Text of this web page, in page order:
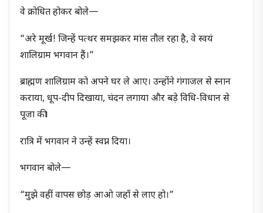
वे क्रोधित होकर बोले—
“अरे मूर्ख! जिन्हें पत्थर समझकर मांस तौल रहा है, वे स्वयं
शालिग्राम भगवान हैं।”
ब्राह्मण शालिग्राम को अपने घर ले आए। उन्होंने गंगाजल से स्नान
कराया, धूप-दीप दिखाया, चंदन लगाया और बड़े विधि-विधान से
पूजा की।
रात्रि में भगवान ने उन्हें स्वप्न दिया।
भगवान बोले—
“मुझे वहीं वापस छोड़ आओ जहाँ से लाए हो।”